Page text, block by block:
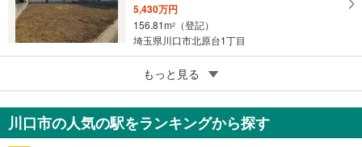
5,430万円
156.81m2
（登記）
埼玉県川口市北原台1丁目
成約でもらえる
川口市北原台1丁目
8,120万円
235.29m2（登記）
もっと見る
川口市の人気の駅をランキングから探す